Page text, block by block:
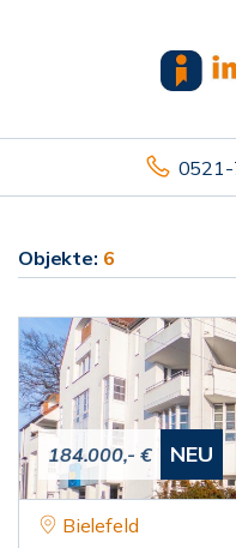
Objekte: 6
184.000,- € NEU
Bielefeld